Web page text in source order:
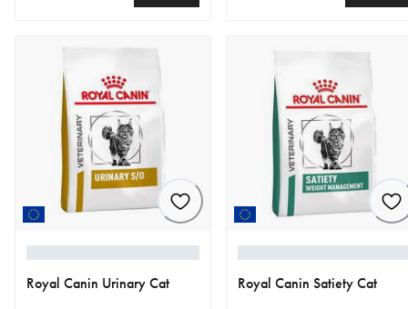
Royal Canin Urinary Cat Royal Canin Satiety Cat